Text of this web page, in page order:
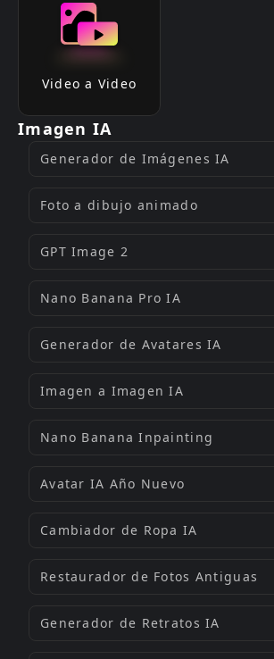
Video a Video
Imagen IA
Generador de Imágenes IA
Foto a dibujo animado
GPT Image 2
Nano Banana Pro IA
Generador de Avatares IA
Imagen a Imagen IA
Nano Banana Inpainting
Avatar IA Año Nuevo
Cambiador de Ropa IA
Restaurador de Fotos Antiguas
Generador de Retratos IA